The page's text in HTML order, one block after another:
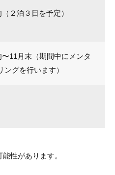
２泊３日を予定）
11月末（期間中にメンタ
ングを行います）
性があります。